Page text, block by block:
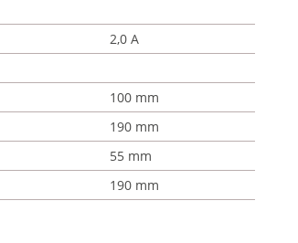
2,0 A
100 mm
190 mm
55 mm
190 mm